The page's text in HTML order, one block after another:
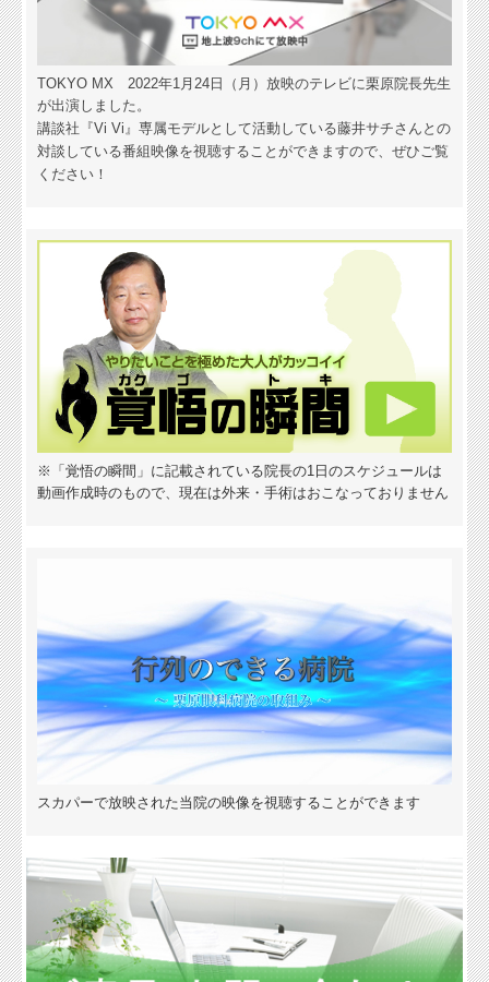
TOKYO MX 2022年1月24日（月）放映のテレビに栗原院長先生
が出演しました。
講談社『Vi Vi』専属モデルとして活動している藤井サチさんとの
対談している番組映像を視聴することができますので、ぜひご覧
ください！
※「覚悟の瞬間」に記載されている院長の1日のスケジュールは
動画作成時のもので、現在は外来・手術はおこなっておりません
スカパーで放映された当院の映像を視聴することができます